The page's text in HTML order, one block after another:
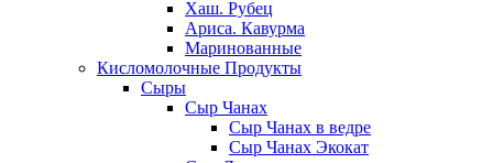
Хаш. Рубец
Ариса. Кавурма
Маринованные
Кисломолочные Продукты
Сыры
Сыр Чанах
Сыр Чанах в ведре
Сыр Чанах Экокат